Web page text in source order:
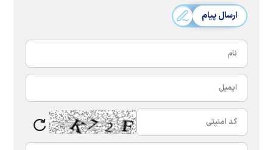
ارسال پیام